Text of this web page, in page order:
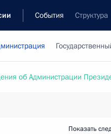
События Структура
об Администрации
Показать